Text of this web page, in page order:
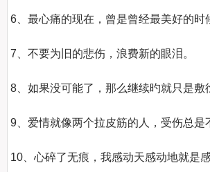
6、最心痛的现在，曾是曾经最美好的时
7、不要为旧的悲伤，浪费新的眼泪。
8、如果没可能了，那么继续旳就只是敷
9、爱情就像两个拉皮筋的人，受伤总是
10、心碎了无痕，我感动天感动地就是